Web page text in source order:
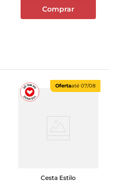
Comprar
Ofertaaté 07/08
Cesta Estilo